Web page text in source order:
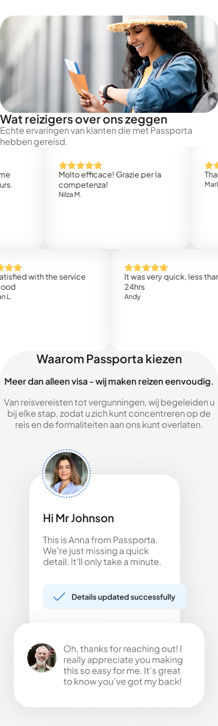
Wat reizigers over ons zeggen
Echte ervaringen van klanten die met Passporta
hebben gereisd.
Molto efficace! Grazie per la
competenza!
Nilza M.
Thank
Mark N.
with the service
It was very quick, less than
Waarom Passporta kiezen
Meer dan alleen visa - wij maken reizen eenvoudig.
Van reisvereisten tot vergunningen, wij begeleiden u
bij elke stap, zodat u zich kunt concentreren op de
reis en de formaliteiten aan ons kunt overlaten.